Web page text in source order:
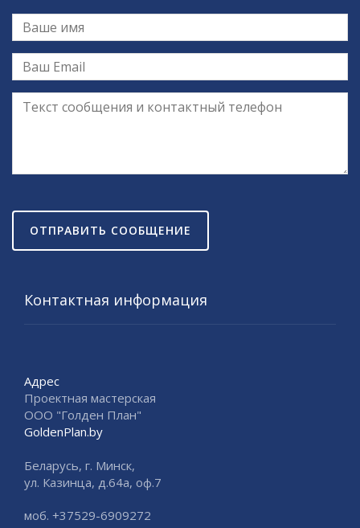
ОТПРАВИТЬ СООБЩЕНИЕ
Контактная информация
Адрес
Проектная мастерская
ООО "Голден План"
GoldenPlan.by
Беларусь, г. Минск,
ул. Казинца, д.64а, оф.7
моб. +37529-6909272